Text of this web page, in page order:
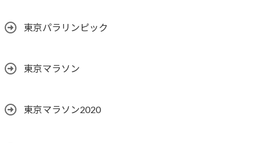
東京パラリンピック
東京マラソン
東京マラソン2020